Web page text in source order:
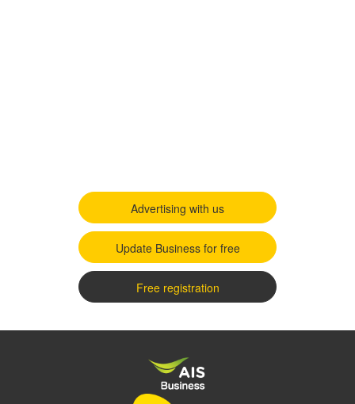
Advertising with us
Update Business for free
Free registration